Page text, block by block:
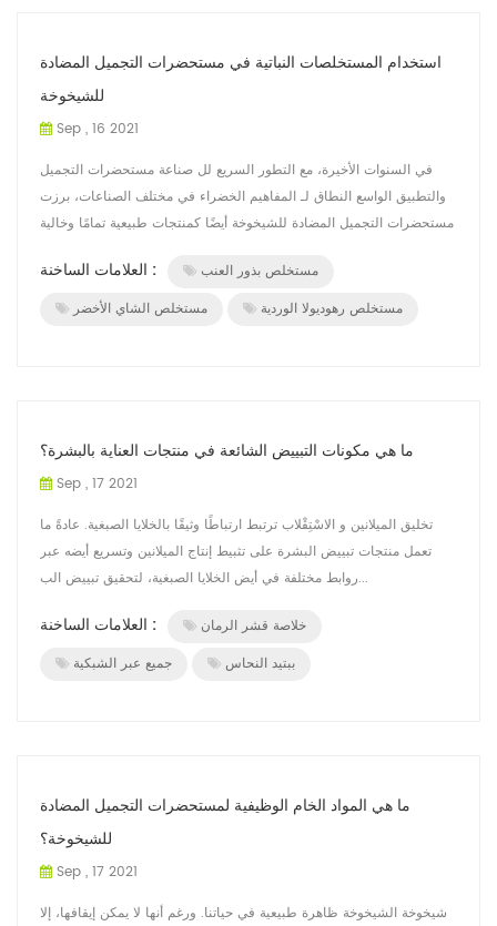
استخدام المستخلصات النباتية في مستحضرات التجميل المضادة
للشيخوخة
Sep , 16 2021
في السنوات الأخيرة، مع التطور السريع لل صناعة مستحضرات التجميل
والتطبيق الواسع النطاق لـ المفاهيم الخضراء في مختلف الصناعات، برزت
مستحضرات التجميل المضادة للشيخوخة أيضًا كمنتجات طبيعية تمامًا وخالية
العلامات الساخنة :
مستخلص بذور العنب
مستخلص الشاي الأخضر
مستخلص رهوديولا الوردية
ما هي مكونات التبييض الشائعة في منتجات العناية بالبشرة؟
Sep , 17 2021
تخليق الميلانين و الاسْتِقْلاب ترتبط ارتباطًا وثيقًا بالخلايا الصبغية. عادةً ما
تعمل منتجات تبييض البشرة على تثبيط إنتاج الميلانين وتسريع أيضه عبر
روابط مختلفة في أيض الخلايا الصبغية، لتحقيق تبييض الب...
العلامات الساخنة :
خلاصة قشر الرمان
جميع عبر الشبكية
ببتيد النحاس
ما هي المواد الخام الوظيفية لمستحضرات التجميل المضادة
للشيخوخة؟
Sep , 17 2021
شيخوخة الشيخوخة ظاهرة طبيعية في حياتنا. ورغم أنها لا يمكن إيقافها، إلا